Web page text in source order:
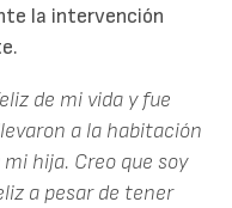
la intervención
de mi vida y fue
a la habitación
hija. Creo que soy
a pesar de tener